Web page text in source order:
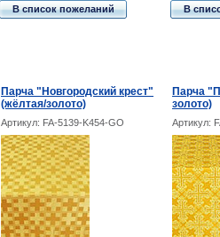
В список пожеланий В
Парча "Новгородский крест"
(жёлтая/золото)
Парча
золото)
Артикул: FA-5139-K454-GO Артикул: